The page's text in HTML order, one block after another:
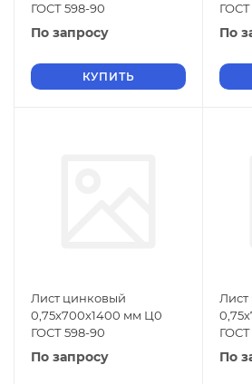
ГОСТ 598-90
По запросу
КУПИТЬ
ГОСТ
По
Лист цинковый
0,75х700х1400 мм Ц0
ГОСТ 598-90
По запросу
ГОСТ
По